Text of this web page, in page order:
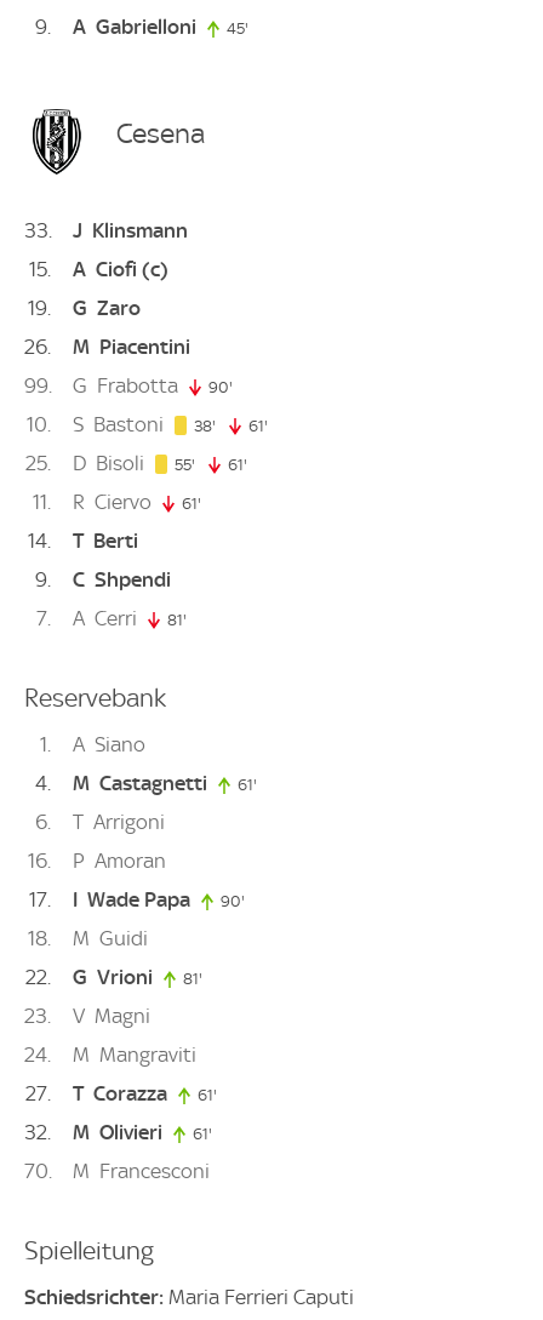
9
A Gabrielloni 45'
Cesena
33 J Klinsmann
15
A Ciofi (c)
19
G Zaro
26
M Piacentini
99
G Frabotta 90'
10 S Bastoni 38' 38. minute
61'
25 D Bisoli 55' 55. minute
61'
11 R Ciervo 61'
14 T Berti
9
C Shpendi
7
A Cerri 81'
Reservebank
1 A Siano
4
M Castagnetti 61'
6 T Arrigoni
16
P Amoran
17
I Wade Papa 90'
18 M Guidi
22
G Vrioni 81'
23 V Magni
24
M Mangraviti
27
T Corazza 61'
32 M Olivieri 61'
70 M Francesconi
Spielleitung
Schiedsrichter: Maria Ferrieri Caputi